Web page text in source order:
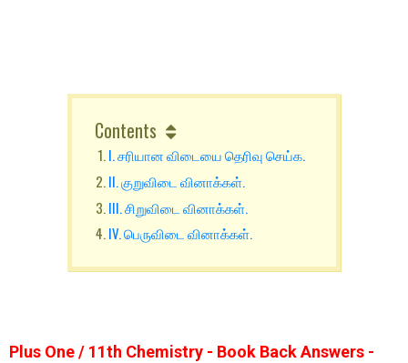
Contents
I. சரியான விடையை தெரிவு செய்க.
II. குறுவிடை வினாக்கள்.
III. சிறுவிடை வினாக்கள்.
IV. பெருவிடை வினாக்கள்.
Plus One / 11th Chemistry - Book Back Answers -